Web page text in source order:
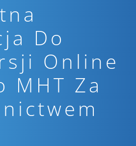
Do
Online
MHT Za